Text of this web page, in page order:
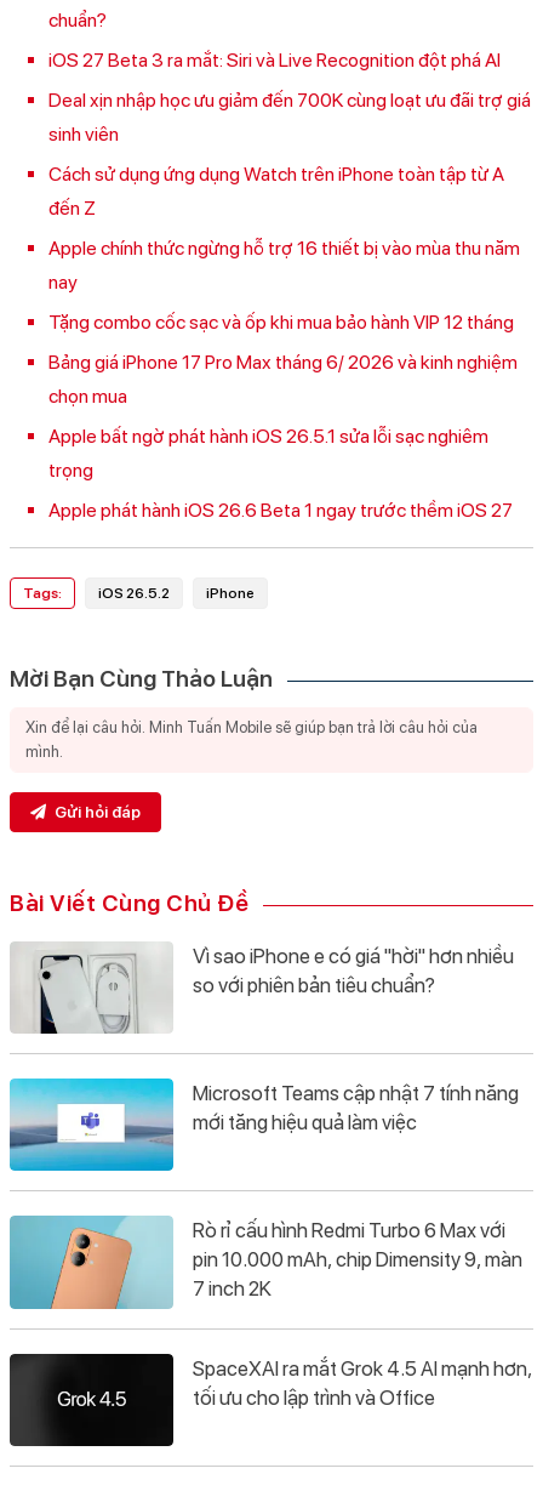
chuẩn?
iOS 27 Beta 3 ra mắt: Siri và Live Recognition đột phá AI
Deal xịn nhập học ưu giảm đến 700K cùng loạt ưu đãi trợ giá
sinh viên
Cách sử dụng ứng dụng Watch trên iPhone toàn tập từ A
đến Z
Apple chính thức ngừng hỗ trợ 16 thiết bị vào mùa thu năm
nay
Tặng combo cốc sạc và ốp khi mua bảo hành VIP 12 tháng
Bảng giá iPhone 17 Pro Max tháng 6/ 2026 và kinh nghiệm
chọn mua
Apple bất ngờ phát hành iOS 26.5.1 sửa lỗi sạc nghiêm
trọng
Apple phát hành iOS 26.6 Beta 1 ngay trước thềm iOS 27
Tags: iOS 26.5.2 iPhone
Mời Bạn Cùng Thảo Luận
Gửi hỏi đáp
Bài Viết Cùng Chủ Đề
Vì sao iPhone e có giá "hời" hơn nhiều
so với phiên bản tiêu chuẩn?
Microsoft Teams cập nhật 7 tính năng
mới tăng hiệu quả làm việc
Rò rỉ cấu hình Redmi Turbo 6 Max với
pin 10.000 mAh, chip Dimensity 9, màn
7 inch 2K
SpaceXAI ra mắt Grok 4.5 AI mạnh hơn,
tối ưu cho lập trình và Office